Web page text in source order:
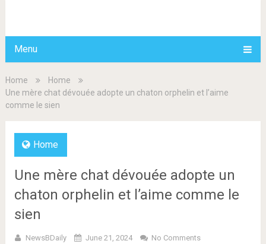
Menu
Home
Home
Une mère chat dévouée adopte un chaton orphelin et l’aime
comme le sien
Home
Une mère chat dévouée adopte un
chaton orphelin et l’aime comme le
sien
NewsBDaily June 21, 2024 No Comments